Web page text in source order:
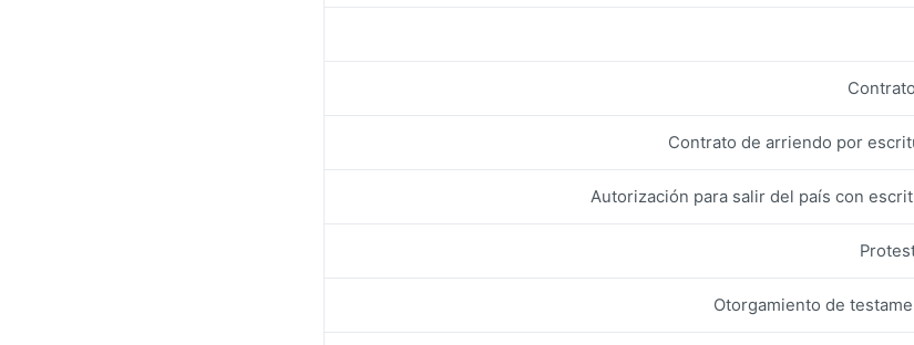
Contrato de arriendo por
Autorización para salir del país con
Otorgamiento de